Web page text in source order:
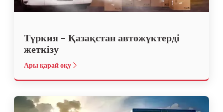
Түркия – Қазақстан автожүктерді
жеткізу
Ары қарай оқу